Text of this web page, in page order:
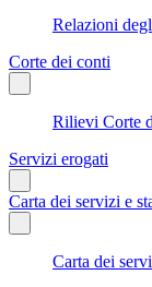
Relazioni
Corte dei conti
Rilievi Corte
Servizi erogati
Carta dei servizi e
Carta dei